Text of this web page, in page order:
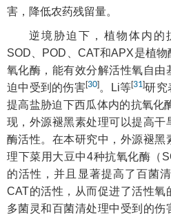
害，降低农药残留量。
逆境胁迫下，植物体内的
SOD、POD、CAT和APX是植
氧化酶，能有效分解活性氧自由
迫中受到的伤害[30]。Li等[31]研究
提高盐胁迫下西瓜体内的抗氧化
现，外源褪黑素处理可以提高干
酶活性。在本研究中，外源褪黑
理下菜用大豆中4种抗氧化酶（
的活性，并且显著提高了百菌
CAT的活性，从而促进了活性氧
多菌灵和百菌清处理中受到的伤